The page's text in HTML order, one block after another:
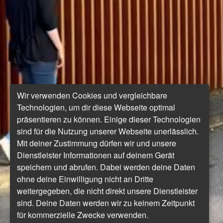
Wir verwenden Cookies und vergleichbare
Technologien, um dir diese Webseite optimal
präsentieren zu können. Einige dieser Technologien
sind für die Nutzung unserer Webseite unerlässlich.
Mit deiner Zustimmung dürfen wir und unsere
Dienstleister Informationen auf deinem Gerät
speichern und abrufen. Dabei werden deine Daten
ohne deine Einwilligung nicht an Dritte
weitergegeben, die nicht direkt unsere Dienstleister
sind. Deine Daten werden wir zu keinem Zeitpunkt
für kommerzielle Zwecke verwenden.